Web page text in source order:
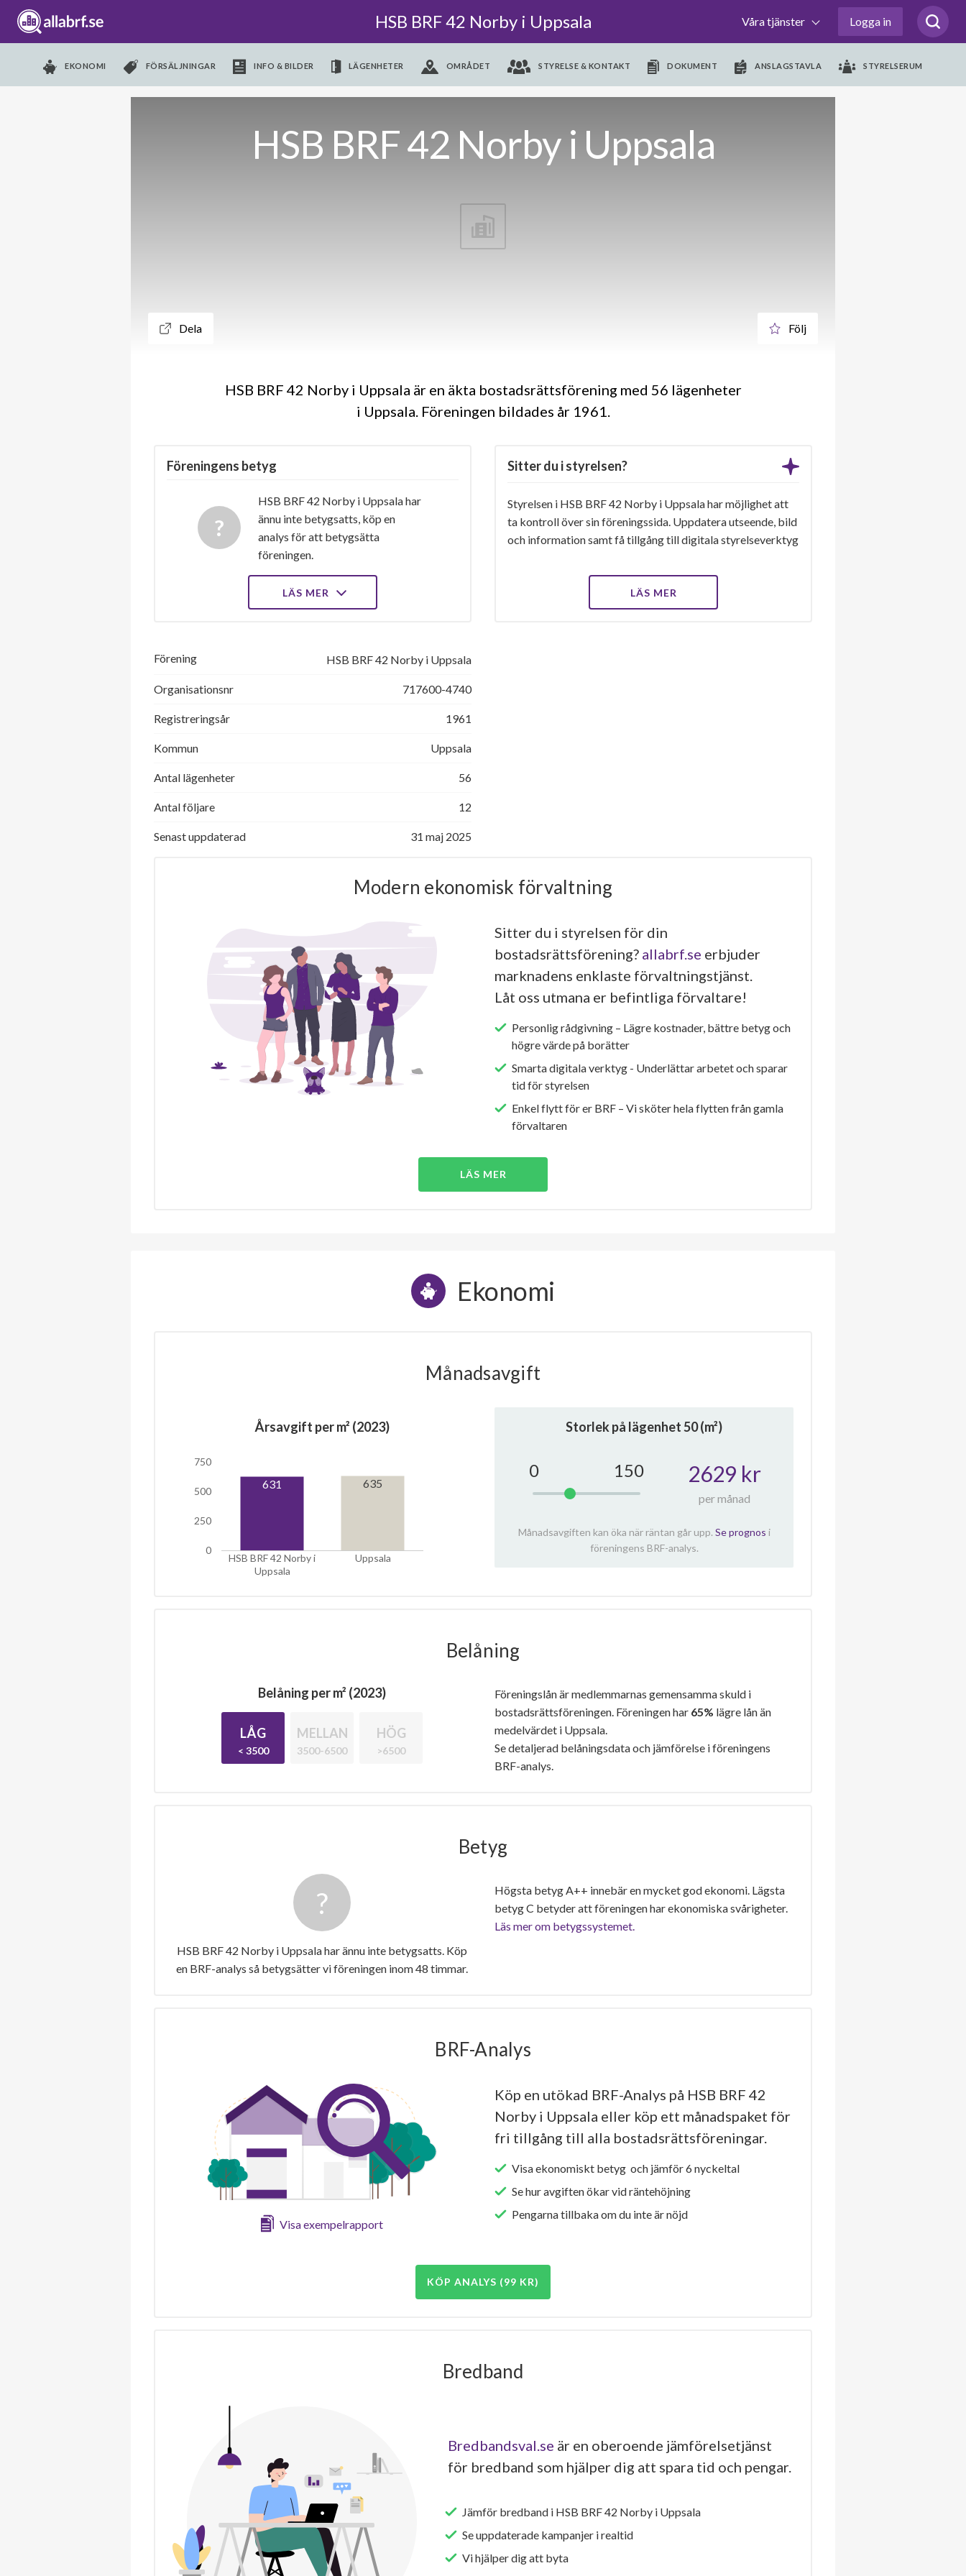
HSB BRF 42 Norby i Uppsala Våra tjänster Logga in
EKONOMI FÖRSÄLJNINGAR INFO & BILDER LÄGENHETER OMRÅDET STYRELSE & KONTAKT DOKUMENT ANSLAGSTAVLA STYRELSERUM
HSB BRF 42 Norby i Uppsala
Dela Följ
HSB BRF 42 Norby i Uppsala är en äkta bostadsrättsförening med 56 lägenheter
i Uppsala. Föreningen bildades år 1961
Föreningens betyg
HSB BRF 42 Norby i Uppsala har
ännu inte betygsatts, köp en
analys för att betygsätta
föreningen.
LÄS MER
Sitter du i styrelsen?
Styrelsen i HSB BRF 42 Norby i Uppsala har möjlighet att
ta kontroll över sin föreningssida. Uppdatera utseende, bild
och information samt få tillgång till digitala styrelseverktyg
LÄS MER
Förening HSB BRF 42 Norby i Uppsala
Organisationsnr 717600-4740
Registreringsår 1961
Kommun Uppsala
Antal lägenheter 56
Antal följare 12
Senast uppdaterad 31 maj 2025
Modern ekonomisk förvaltning
Sitter du i styrelsen för din
bostadsrättsförening? allabrf.se erbjuder
marknadens enklaste förvaltningstjänst.
Låt oss utmana er befintliga förvaltare!
Personlig rådgivning – Lägre kostnader, bättre betyg och
högre värde på borätter
Smarta digitala verktyg - Underlättar arbetet och sparar
tid för styrelsen
Enkel flytt för er BRF – Vi sköter hela flytten från gamla
förvaltaren
LÄS MER
Ekonomi
Månadsavgift
Årsavgift per m² (2023)
HSB BRF 42 Norby i
Uppsala
Uppsala
0
250
500
750
631 635
Storlek på lägenhet50(m²)
0 150 2629 kr
per månad
Månadsavgiften kan öka när räntan går upp. Se prognos i
föreningens BRF-analys.
Belåning
Belåning per m² (2023)
LÅG
< 3500
MELLAN
3500-6500
HÖG
>6500
Föreningslån är medlemmarnas gemensamma skuld i
bostadsrättsföreningen. Föreningen har 65% lägre lån än
medelvärdet i Uppsala.
Se detaljerad belåningsdata och jämförelse i föreningens
BRF-analys.
Betyg
HSB BRF 42 Norby i Uppsala har ännu inte betygsatts. Köp
en BRF-analys så betygsätter vi föreningen inom 48 timmar.
Högsta betyg A++ innebär en mycket god ekonomi. Lägsta
betyg C betyder att föreningen har ekonomiska svårigheter.
Läs mer om betygssystemet.
BRF-Analys
Visa exempelrapport
Köp en utökad BRF-Analys på HSB BRF 42
Norby i Uppsala eller köp ett månadspaket för
fri tillgång till alla bostadsrättsföreningar.
Visa ekonomiskt betyg och jämför 6 nyckeltal
Se hur avgiften ökar vid räntehöjning
Pengarna tillbaka om du inte är nöjd
KÖP ANALYS (99 KR)
Bredband
Bredbandsval.se är en oberoende jämförelsetjänst
för bredband som hjälper dig att spara tid och pengar.
Jämför bredband i HSB BRF 42 Norby i Uppsala
Se uppdaterade kampanjer i realtid
Vi hjälper dig att byta